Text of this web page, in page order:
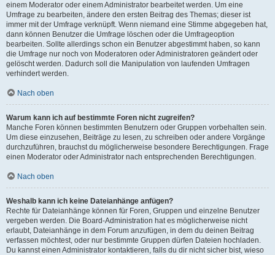
einem Moderator oder einem Administrator bearbeitet werden. Um eine
Umfrage zu bearbeiten, ändere den ersten Beitrag des Themas; dieser ist
immer mit der Umfrage verknüpft. Wenn niemand eine Stimme abgegeben hat,
dann können Benutzer die Umfrage löschen oder die Umfrageoption
bearbeiten. Sollte allerdings schon ein Benutzer abgestimmt haben, so kann
die Umfrage nur noch von Moderatoren oder Administratoren geändert oder
gelöscht werden. Dadurch soll die Manipulation von laufenden Umfragen
verhindert werden.
Nach oben
Warum kann ich auf bestimmte Foren nicht zugreifen?
Manche Foren können bestimmten Benutzern oder Gruppen vorbehalten sein.
Um diese einzusehen, Beiträge zu lesen, zu schreiben oder andere Vorgänge
durchzuführen, brauchst du möglicherweise besondere Berechtigungen. Frage
einen Moderator oder Administrator nach entsprechenden Berechtigungen.
Nach oben
Weshalb kann ich keine Dateianhänge anfügen?
Rechte für Dateianhänge können für Foren, Gruppen und einzelne Benutzer
vergeben werden. Die Board-Administration hat es möglicherweise nicht
erlaubt, Dateianhänge in dem Forum anzufügen, in dem du deinen Beitrag
verfassen möchtest, oder nur bestimmte Gruppen dürfen Dateien hochladen.
Du kannst einen Administrator kontaktieren, falls du dir nicht sicher bist, wieso